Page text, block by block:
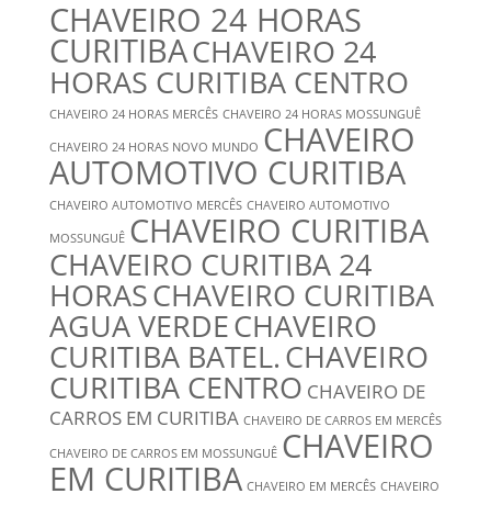
CHAVEIRO 24 HORAS
CURITIBACHAVEIRO 24
HORAS CURITIBA CENTRO
CHAVEIRO 24 HORAS MERCÊS CHAVEIRO 24 HORAS MOSSUNGUÊ
CHAVEIRO 24 HORAS NOVO MUNDO CHAVEIRO
AUTOMOTIVO CURITIBA
CHAVEIRO AUTOMOTIVO MERCÊS CHAVEIRO AUTOMOTIVO
MOSSUNGUÊ CHAVEIRO CURITIBA
CHAVEIRO CURITIBA 24
HORASCHAVEIRO CURITIBA
AGUA VERDECHAVEIRO
CURITIBA BATEL.CHAVEIRO
CURITIBA CENTRO CHAVEIRO DE
CARROS EM CURITIBA CHAVEIRO DE CARROS EM MERCÊS
CHAVEIRO DE CARROS EM MOSSUNGUÊ CHAVEIRO
EM CURITIBA CHAVEIRO EM MERCÊS CHAVEIRO